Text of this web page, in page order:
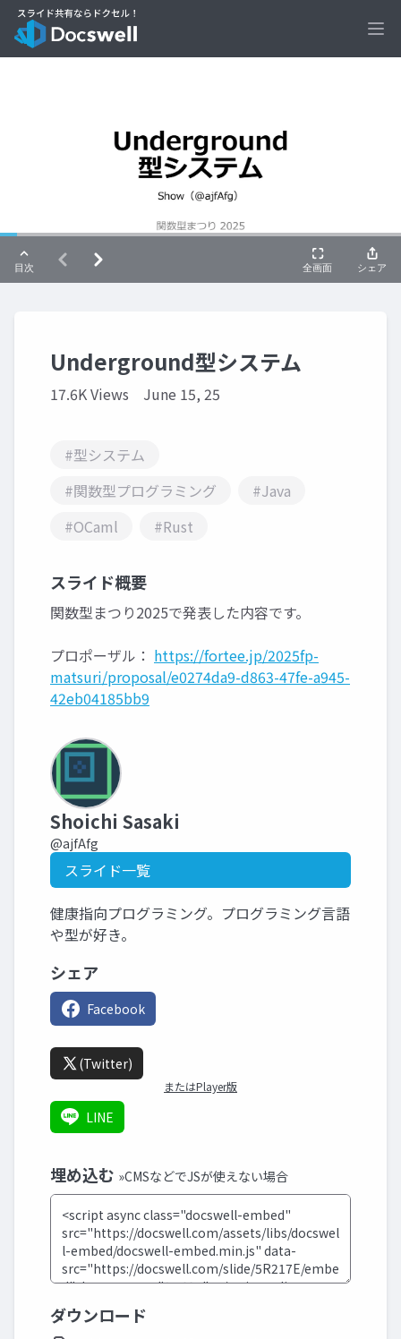
Underground型システム
17.6K Views June 15, 25
#型システム
#関数型プログラミング
#Java
#OCaml
#Rust
スライド概要
関数型まつり2025で発表した内容です。
プロポーザル： https://fortee.jp/2025fp-
matsuri/proposal/e0274da9-d863-47fe-a945-
42eb04185bb9
Shoichi Sasaki
@ajfAfg
スライド一覧
健康指向プログラミング。プログラミング言語
や型が好き。
シェア
Facebook
(Twitter)
またはPlayer版
LINE
埋め込む »CMSなどでJSが使えない場合
ダウンロード